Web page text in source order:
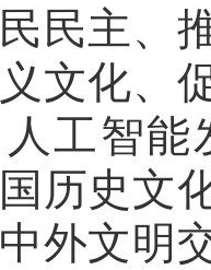
民主、
文化、
工智
历史文
外文明